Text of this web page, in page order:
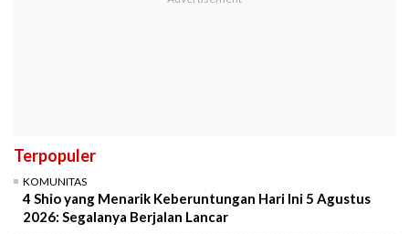
Terpopuler
KOMUNITAS
4 Shio yang Menarik Keberuntungan Hari Ini 5 Agustus
2026: Segalanya Berjalan Lancar